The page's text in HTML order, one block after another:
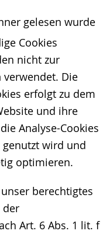
gelesen wurde
Cookies
nicht zur
Die
erfolgt zu dem
und ihre
Analyse-Cookies
wird und
optimieren.
berechtigtes
der
Art. 6 Abs. 1 lit. f